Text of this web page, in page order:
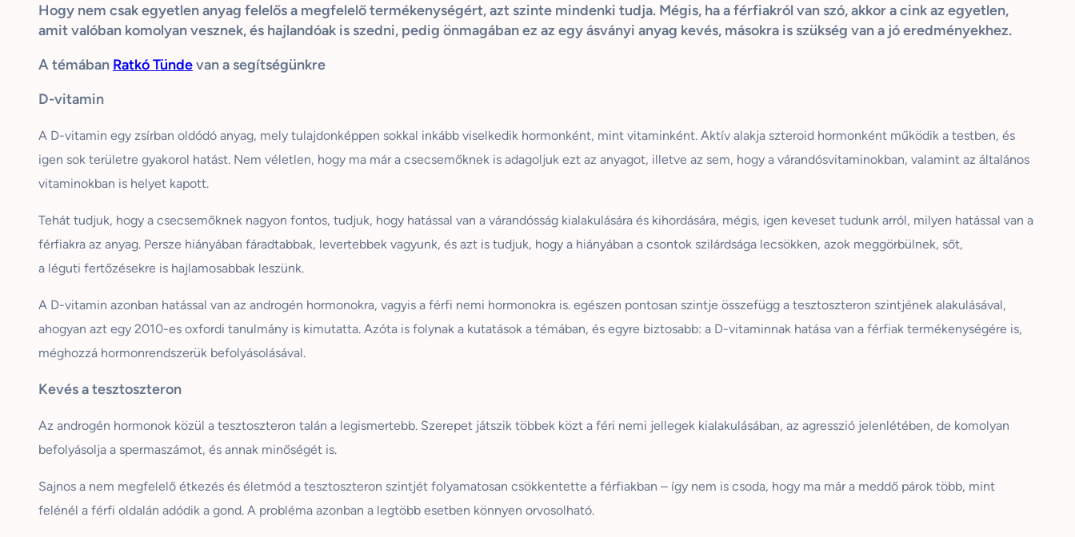
Hogy nem csak egyetlen anyag felelős a megfelelő termékenységért, azt szinte mindenki tudja. Mégis, ha a férfiakról van szó, akkor a cink az egyetlen,
amit valóban komolyan vesznek, és hajlandóak is szedni, pedig önmagában ez az egy ásványi anyag kevés, másokra is szükség van a jó eredményekhez.
A témában RatkóTündevan a segítségünkre
D-vitamin
A D-vitamin egy zsírban oldódó anyag, mely tulajdonképpen sokkal inkább viselkedik hormonként, mint vitaminként. Aktív alakja szteroid hormonként működik a testben, és
igen sok területre gyakorol hatást. Nem véletlen, hogy ma már a csecsemőknek is adagoljuk ezt az anyagot, illetve az sem, hogy a várandósvitaminokban, valamint az általános
vitaminokban is helyet kapott.
Tehát tudjuk, hogy a csecsemőknek nagyon fontos, tudjuk, hogy hatással van a várandósság kialakulására és kihordására, mégis, igen keveset tudunk arról, milyen hatással van a
férfiakra az anyag. Persze hiányában fáradtabbak, levertebbek vagyunk, és azt is tudjuk, hogy a hiányában a csontok szilárdsága lecsökken, azok meggörbülnek, sőt,
a léguti fertőzésekre is hajlamosabbak leszünk.
A D-vitamin azonban hatással van az androgén hormonokra, vagyis a férfi nemi hormonokra is. egészen pontosan szintje összefügg a tesztoszteron szintjének alakulásával,
ahogyan azt egy 2010-es oxfordi tanulmány is kimutatta. Azóta is folynak a kutatások a témában, és egyre biztosabb: a D-vitaminnak hatása van a férfiak termékenységére is,
méghozzá hormonrendszerük befolyásolásával.
Kevés a tesztoszteron
Az androgén hormonok közül a tesztoszteron talán a legismertebb. Szerepet játszik többek közt a féri nemi jellegek kialakulásában, az agresszió jelenlétében, de komolyan
befolyásolja a spermaszámot, és annak minőségét is.
Sajnos a nem megfelelő étkezés és életmód a tesztoszteron szintjét folyamatosan csökkentette a férfiakban – így nem is csoda, hogy ma már a meddő párok több, mint
felénél a férfi oldalán adódik a gond. A probléma azonban a legtöbb esetben könnyen orvosolható.